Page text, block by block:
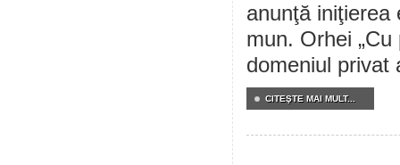
anunţă iniţierea
mun. Orhei
domeniul privat
CITEŞTE MAI MULT...